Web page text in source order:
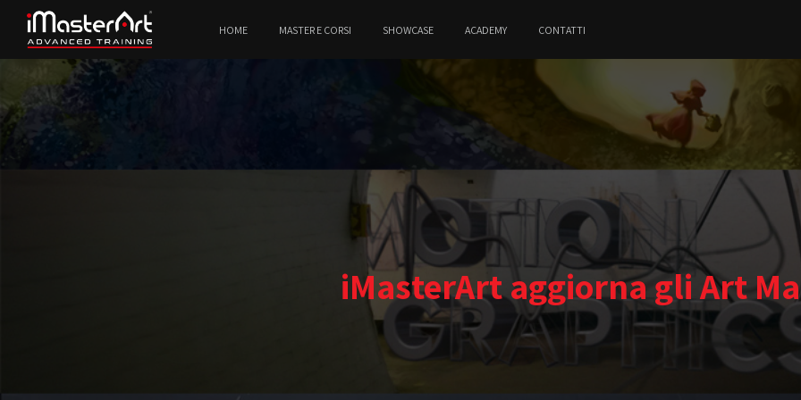
HOME MASTER E CORSI SHOWCASE ACADEMY CONTATTI
iMasterArt aggiorna gli Art